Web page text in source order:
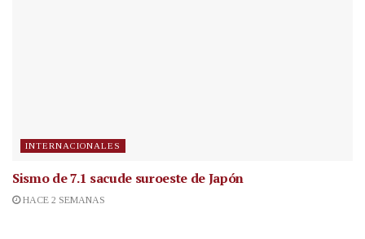
INTERNACIONALES
Sismo de 7.1 sacude suroeste de Japón
HACE 2 SEMANAS